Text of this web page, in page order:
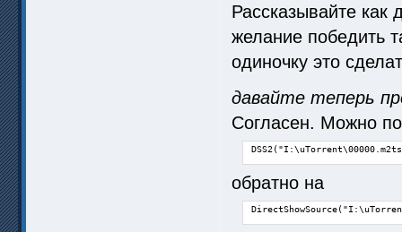
Рассказывайте как
желание победить
одиночку это
давайте теперь
Согласен. Можно
обратно на